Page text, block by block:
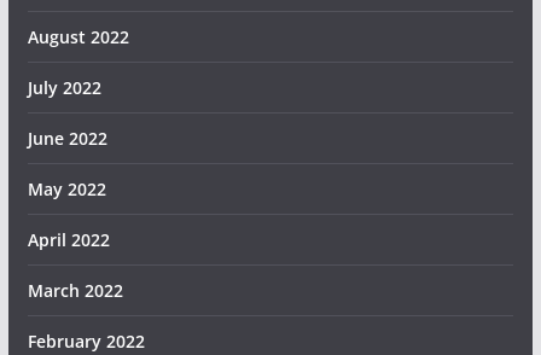
August 2022
July 2022
June 2022
May 2022
April 2022
March 2022
February 2022